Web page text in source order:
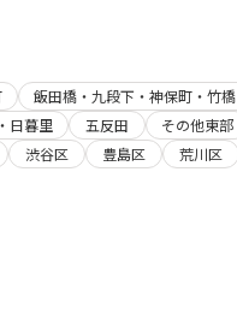
飯田橋・九段下・神保町・竹橋
日暮里 五反田 その他東部
渋谷区 豊島区 荒川区